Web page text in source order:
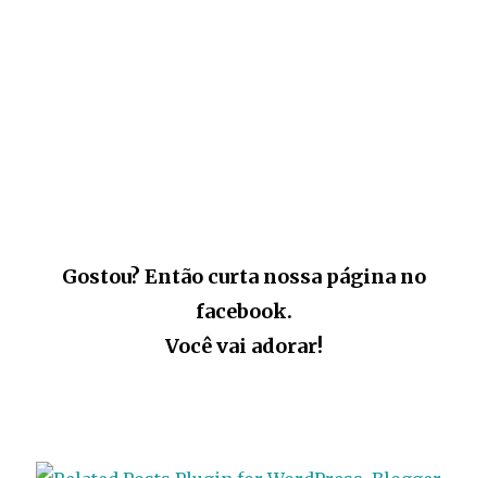
Gostou? Então curta nossa página no
facebook.
Você vai adorar!